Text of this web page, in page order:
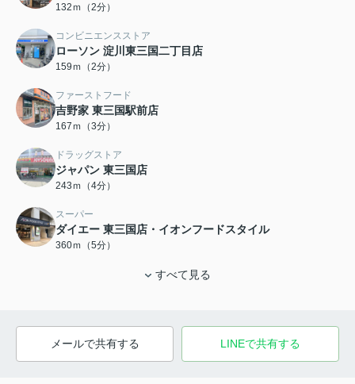
132ｍ（2分）
コンビニエンスストア
ローソン 淀川東三国二丁目店
159ｍ（2分）
ファーストフード
吉野家 東三国駅前店
167ｍ（3分）
ドラッグストア
ジャパン 東三国店
243ｍ（4分）
スーパー
ダイエー 東三国店・イオンフードスタイル
360ｍ（5分）
すべて見る
メールで共有する LINEで共有する